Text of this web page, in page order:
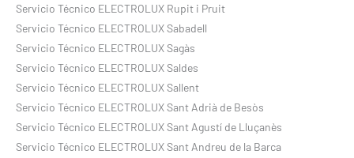
Servicio Técnico ELECTROLUX Rupit i Pruit
Servicio Técnico ELECTROLUX Sabadell
Servicio Técnico ELECTROLUX Sagàs
Servicio Técnico ELECTROLUX Saldes
Servicio Técnico ELECTROLUX Sallent
Servicio Técnico ELECTROLUX Sant Adrià de Besòs
Servicio Técnico ELECTROLUX Sant Agustí de Lluçanès
Servicio Técnico ELECTROLUX Sant Andreu de la Barca